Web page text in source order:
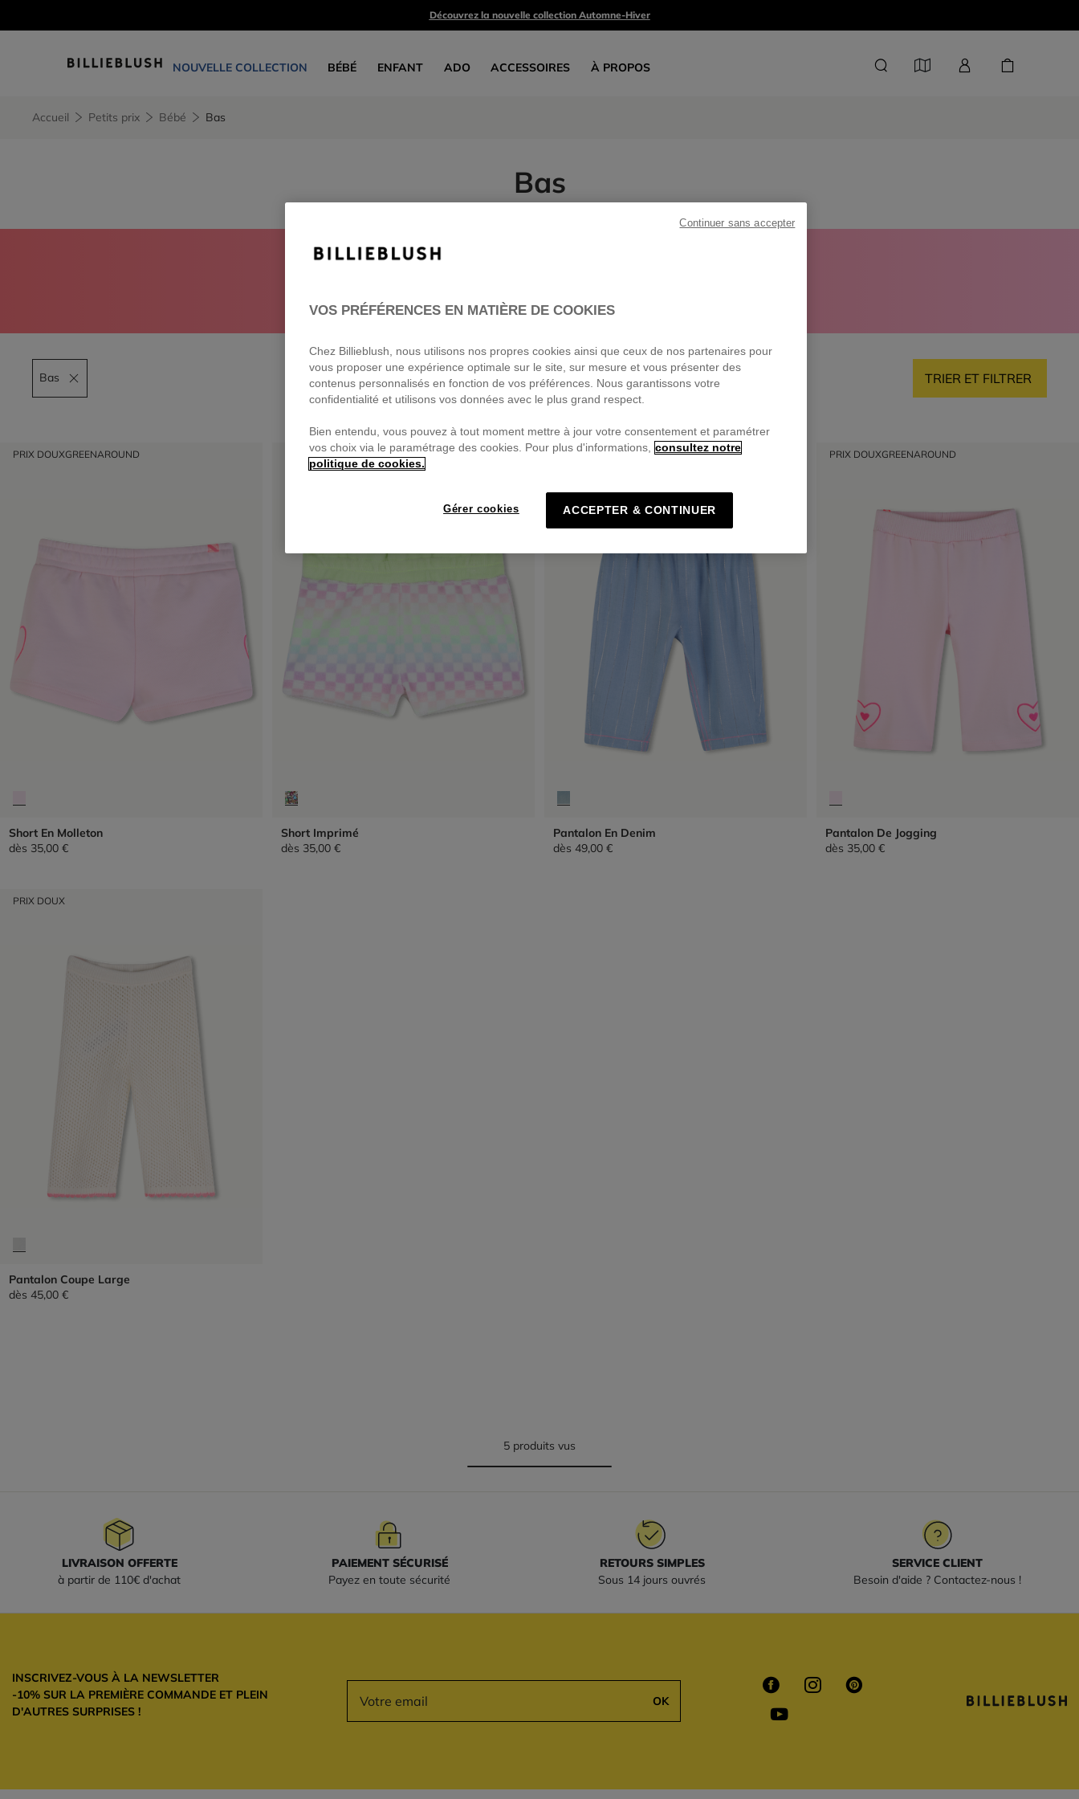
Découvrez la nouvelle collection Automne-Hiver
NOUVELLE COLLECTION BÉBÉ ENFANT ADO ACCESSOIRES À PROPOS
Accueil Petits prix Bébé Bas
Bas
CONNECTEZ-VOUS POUR PROFITER D'UNE RÉDUCTION DE -30% À -50%
GARÇON
Bas
Remove filter Bas TRIER ET FILTRER
PRIX DOUXGREENAROUND
Short En Molleton
dès 35,00 €
PRIX DOUX
Short Imprimé
dès 35,00 €
PRIX DOUX
Pantalon En Denim
dès 49,00 €
PRIX DOUXGREENAROUND
Pantalon De Jogging
dès 35,00 €
PRIX DOUX
Pantalon Coupe Large
dès 45,00 €
5 produits vus
LIVRAISON OFFERTE
à partir de 110€ d'achat
PAIEMENT SÉCURISÉ
Payez en toute sécurité
RETOURS SIMPLES
Sous 14 jours ouvrés
SERVICE CLIENT
Besoin d'aide ? Contactez-nous !
INSCRIVEZ-VOUS À LA NEWSLETTER
-10% SUR LA PREMIÈRE COMMANDE ET PLEIN
D'AUTRES SURPRISES !
OK
VOS PRÉFÉRENCES EN MATIÈRE DE COOKIES
Chez Billieblush, nous utilisons nos propres cookies ainsi que ceux de nos partenaires pour
vous proposer une expérience optimale sur le site, sur mesure et vous présenter des
contenus personnalisés en fonction de vos préférences. Nous garantissons votre
confidentialité et utilisons vos données avec le plus grand respect.
Bien entendu, vous pouvez à tout moment mettre à jour votre consentement et paramétrer
vos choix via le paramétrage des cookies. Pour plus d'informations, consultez notre
politique de cookies.
Gérer cookies ACCEPTER & CONTINUER
Continuer sans accepter